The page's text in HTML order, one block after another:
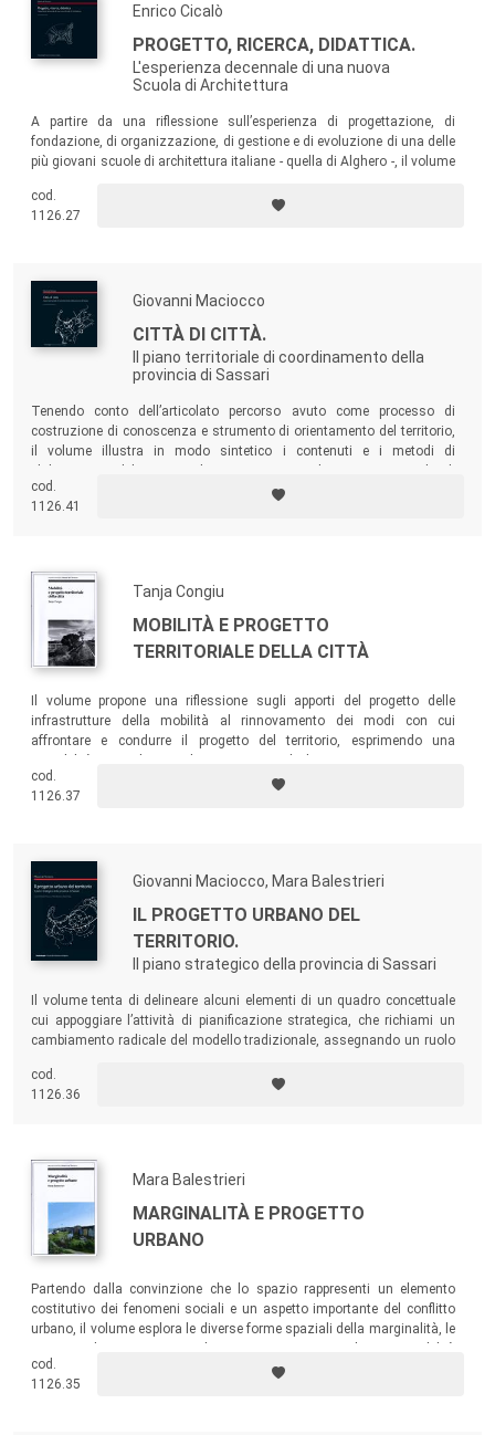
Enrico Cicalò
PROGETTO, RICERCA, DIDATTICA.
L'esperienza decennale di una nuova
Scuola di Architettura
A partire da una riflessione sull’esperienza di progettazione, di
fondazione, di organizzazione, di gestione e di evoluzione di una delle
più giovani scuole di architettura italiane - quella di Alghero -, il volume
generale panorama nazionale e internazionale.
cod.
1126.27
Giovanni Maciocco
CITTÀ DI CITTÀ.
Il piano territoriale di coordinamento della
provincia di Sassari
Tenendo conto dell’articolato percorso avuto come processo di
costruzione di conoscenza e strumento di orientamento del territorio,
il volume illustra in modo sintetico i contenuti e i metodi di
coordinamento (Pup-Ptc) della provincia di Sassari.
cod.
1126.41
Tanja Congiu
MOBILITÀ E PROGETTO
TERRITORIALE DELLA CITTÀ
Il volume propone una riflessione sugli apporti del progetto delle
infrastrutture della mobilità al rinnovamento dei modi con cui
affrontare e condurre il progetto del territorio, esprimendo una
tra ambienti disciplinari, dimensioni del vivere organizzato, spazi fisici,
soggetti territoriali, scale spaziali.
cod.
1126.37
Giovanni Maciocco, Mara Balestrieri
IL PROGETTO URBANO DEL
TERRITORIO.
Il piano strategico della provincia di Sassari
Il volume tenta di delineare alcuni elementi di un quadro concettuale
cui appoggiare l’attività di pianificazione strategica, che richiami un
cambiamento radicale del modello tradizionale, assegnando un ruolo
congiunta di input significativi per il cambiamento. In tale direzione si
muove il Piano Strategico Provinciale di Sassari qui presentato.
cod.
1126.36
Mara Balestrieri
MARGINALITÀ E PROGETTO
URBANO
Partendo dalla convinzione che lo spazio rappresenti un elemento
costitutivo dei fenomeni sociali e un aspetto importante del conflitto
urbano, il volume esplora le diverse forme spaziali della marginalità, le
disciplinari per la costruzione di una città giusta.
cod.
1126.35